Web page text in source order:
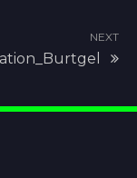
NEXT